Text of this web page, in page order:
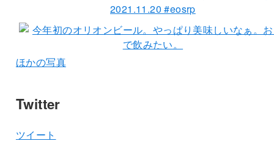
ほかの写真
Twitter
ツイート